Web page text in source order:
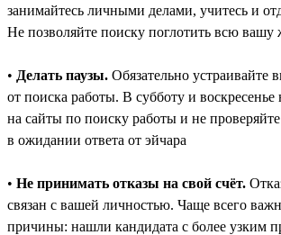
занимайтесь личными делами, учитесь и
Не позволяйте поиску поглотить всю вашу
• Делать паузы. Обязательно устраивайте
от поиска работы. В субботу и воскресенье
на сайты по поиску работы и не
в ожидании ответа от эйчара
• Не принимать отказы на свой счёт.
связан с вашей личностью. Чаще всего
причины: нашли кандидата с более узким